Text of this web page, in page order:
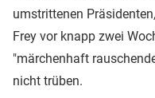
umstrittenen
Frey vor knapp zwei
"märchenhaft
nicht trüben.